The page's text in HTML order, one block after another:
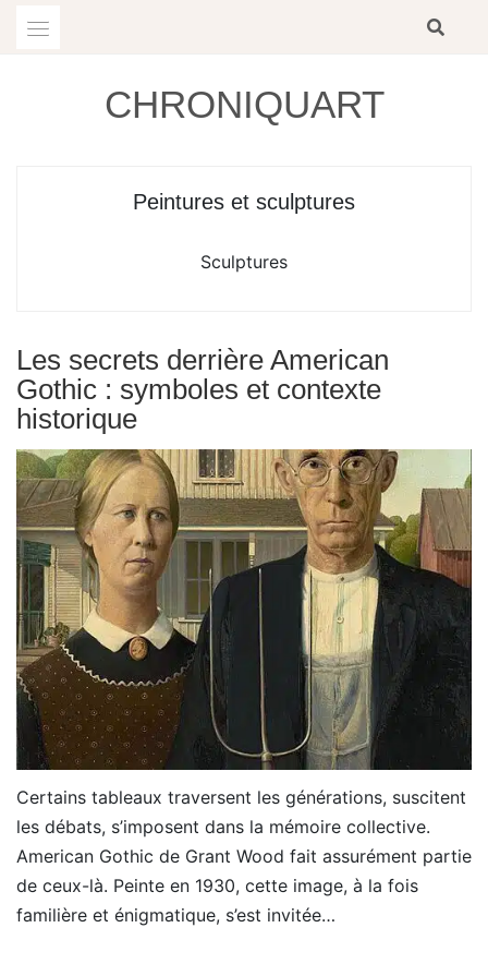
CHRONIQUART
Peintures et sculptures
Sculptures
Les secrets derrière American
Gothic : symboles et contexte
historique
Certains tableaux traversent les générations, suscitent
les débats, s’imposent dans la mémoire collective.
American Gothic de Grant Wood fait assurément partie
de ceux-là. Peinte en 1930, cette image, à la fois
familière et énigmatique, s’est invitée…